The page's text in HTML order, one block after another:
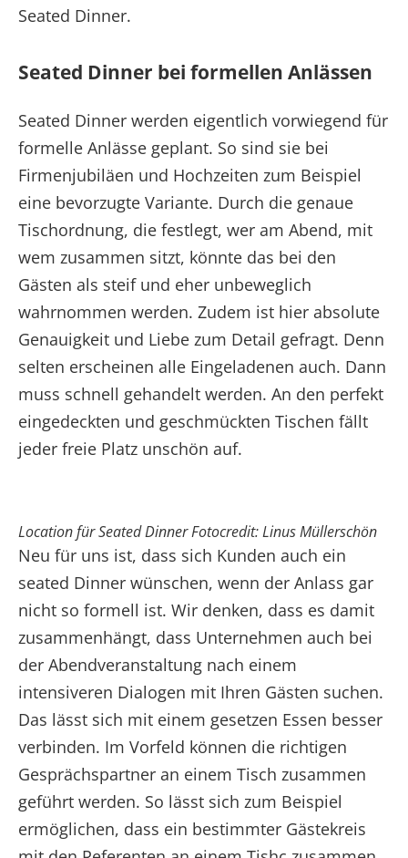
Seated Dinner.
Seated Dinner bei formellen Anlässen
Seated Dinner werden eigentlich vorwiegend für
formelle Anlässe geplant. So sind sie bei
Firmenjubiläen und Hochzeiten zum Beispiel
eine bevorzugte Variante. Durch die genaue
Tischordnung, die festlegt, wer am Abend, mit
wem zusammen sitzt, könnte das bei den
Gästen als steif und eher unbeweglich
wahrnommen werden. Zudem ist hier absolute
Genauigkeit und Liebe zum Detail gefragt. Denn
selten erscheinen alle Eingeladenen auch. Dann
muss schnell gehandelt werden. An den perfekt
eingedeckten und geschmückten Tischen fällt
jeder freie Platz unschön auf.
Location für Seated Dinner Fotocredit: Linus Müllerschön
Neu für uns ist, dass sich Kunden auch ein
seated Dinner wünschen, wenn der Anlass gar
nicht so formell ist. Wir denken, dass es damit
zusammenhängt, dass Unternehmen auch bei
der Abendveranstaltung nach einem
intensiveren Dialogen mit Ihren Gästen suchen.
Das lässt sich mit einem gesetzen Essen besser
verbinden. Im Vorfeld können die richtigen
Gesprächspartner an einem Tisch zusammen
geführt werden. So lässt sich zum Beispiel
ermöglichen, dass ein bestimmter Gästekreis